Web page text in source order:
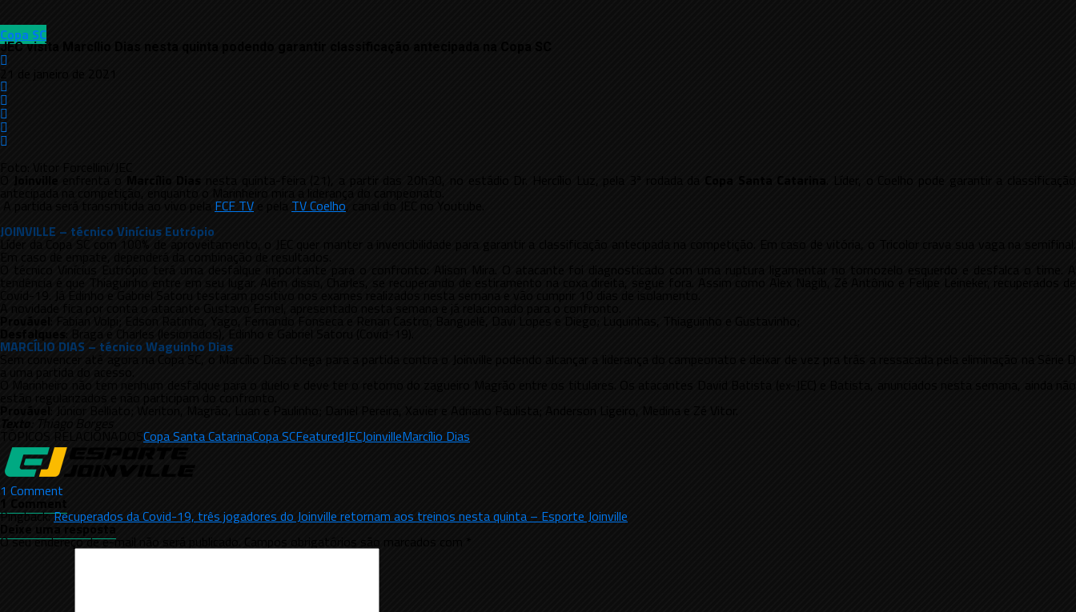
Copa SC
JEC visita Marcílio Dias nesta quinta podendo garantir classificação antecipada na Copa SC
FCF TV TV Coelho
JOINVILLE – técnico Vinícius Eutrópio
Líder da Copa SC com 100% de aproveitamento, o JEC quer manter a invencibilidade para garantir a classificação antecipada na competição. Em caso de vitória, o Tricolor crava sua vaga na semifinal.
MARCÍLIO DIAS – técnico Waguinho Dias
Sem convencer até agora na Copa SC, o Marcílio Dias chega para a partida contra o Joinville podendo alcançar a liderança do campeonato e deixar de vez pra trás a ressacada pela eliminação na Série D
Copa Santa CatarinaCopa SCFeaturedJECJoinvilleMarcílio Dias
1 Comment
Pingback:Recuperados da Covid-19, três jogadores do Joinville retornam aos treinos nesta quinta – Esporte Joinville
Deixe uma resposta
O seu endereço de e-mail não será publicado.